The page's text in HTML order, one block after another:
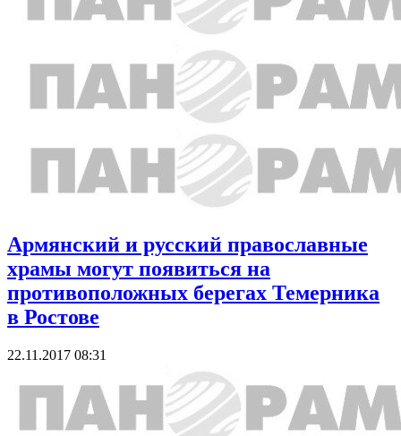
Армянский и русский православные
храмы могут появиться на
противоположных берегах Темерника
в Ростове
22.11.2017 08:31